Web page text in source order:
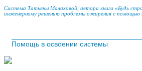
Система Татьяны Малаховой, автора книги «Будь
инженерному решению проблемы ожирения с помощью
Помощь в освоении системы